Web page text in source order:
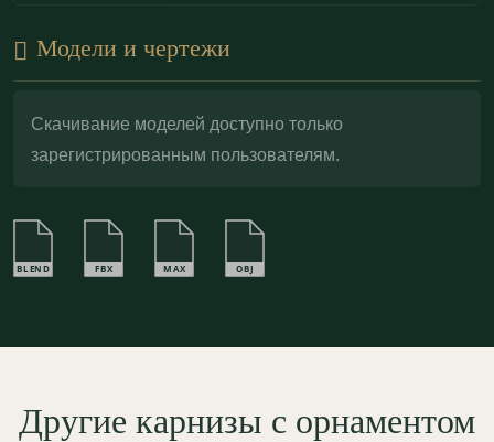
Карниз идеально раскрывается под золочение
художественную роспись. Финишное
декорирование усиливает глубокий рельеф,
позволяет точно соотнести оттенок лепнины с
колористикой интерьера.
Модели и чертежи
Скачивание моделей доступно только
зарегистрированным пользователям.
BLEND FBX MAX OBJ
Другие карнизы с орнаментом